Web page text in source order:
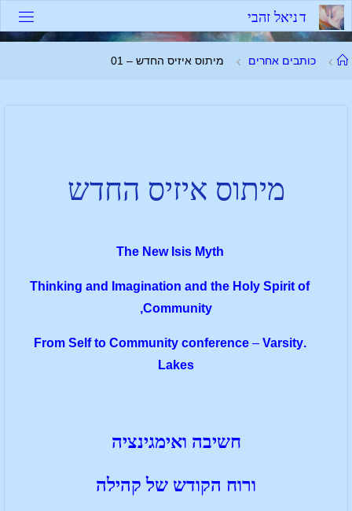
דניאל זהבי
כותבים אחרים מיתוס איזיס החדש – 01
מיתוס איזיס החדש
The New Isis Myth
Thinking and Imagination and the Holy Spirit of
Community,
.From Self to Community conference
–Varsity
Lakes
חשיבה ואימגינציה
ורוח הקודש של קהילה